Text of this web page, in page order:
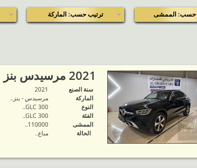
ترتيب حسب: الماركة حسب: الممشى
2021 مرسيدس بنز GLC300 Coupe 4MATIC..
سنة الصنع
2021
الماركة
مرسيدس - بنز..
النوع
GLC 300..
الفئة
GLC 300..
الممشى
110000..
الحالة
مباع..